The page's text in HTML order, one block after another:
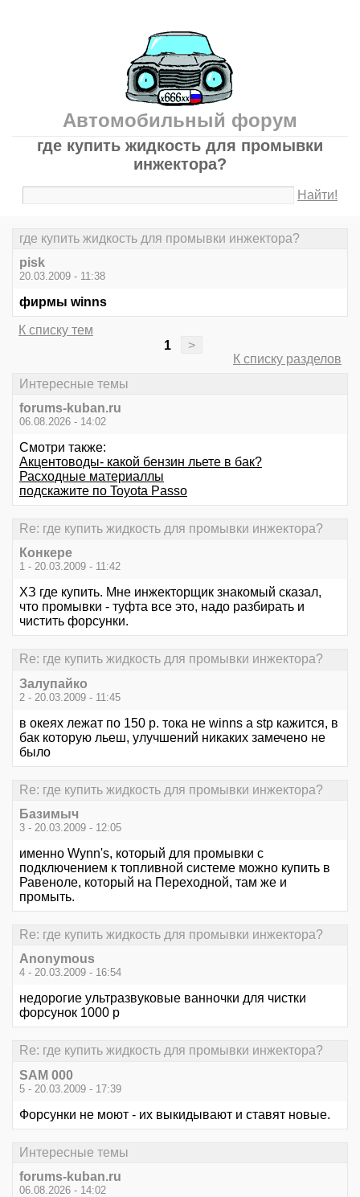
Автомобильный форум
где купить жидкость для промывки
инжектора?
Найти!
где купить жидкость для промывки инжектора?
pisk
20.03.2009 - 11:38
фирмы winns
К списку тем
1
>
К списку разделов
Интересные темы
forums-kuban.ru
06.08.2026 - 14:02
Смотри также:
Акцентоводы- какой бензин льете в бак?
Расходные материаллы
подскажите по Toyota Passo
Re: где купить жидкость для промывки инжектора?
Конкере
1 - 20.03.2009 - 11:42
ХЗ где купить. Мне инжекторщик знакомый сказал,
что промывки - туфта все это, надо разбирать и
чистить форсунки.
Re: где купить жидкость для промывки инжектора?
Залупайко
2 - 20.03.2009 - 11:45
в океях лежат по 150 р. тока не winns а stp кажится, в
бак которую льеш, улучшений никаких замечено не
было
Re: где купить жидкость для промывки инжектора?
Базимыч
3 - 20.03.2009 - 12:05
именно Wynn's, который для промывки с
подключением к топливной системе можно купить в
Равеноле, который на Переходной, там же и
промыть.
Re: где купить жидкость для промывки инжектора?
Anonymous
4 - 20.03.2009 - 16:54
недорогие ультразвуковые ванночки для чистки
форсунок 1000 р
Re: где купить жидкость для промывки инжектора?
SAM 000
5 - 20.03.2009 - 17:39
Форсунки не моют - их выкидывают и ставят новые.
Интересные темы
forums-kuban.ru
06.08.2026 - 14:02